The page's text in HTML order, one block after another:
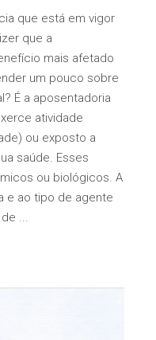
que está em vigor
que a
mais afetado
um pouco sobre
É a aposentadoria
atividade
ou exposto a
saúde. Esses
ou biológicos. A
e ao tipo de agente